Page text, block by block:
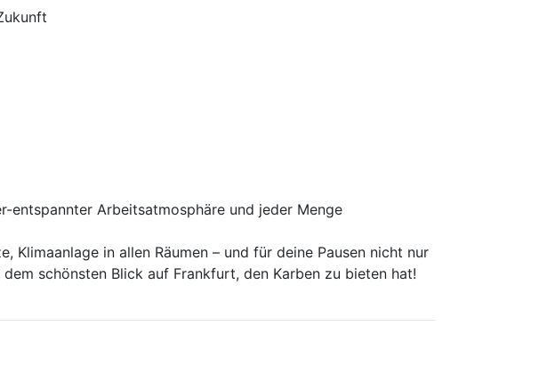
entspannter Arbeitsatmosphäre und jeder Menge
in allen Räumen – und für deine Pausen nicht nur
schönsten Blick auf Frankfurt, den Karben zu bieten hat!